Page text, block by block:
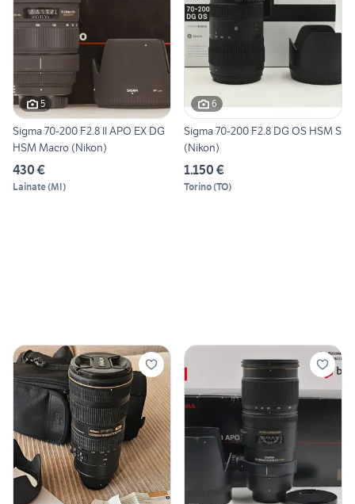
5
Sigma 70-200 F2.8 II APO EX DG
HSM Macro (Nikon)
430 €
Lainate(MI)
6
Sigma 70-200 F2.8 DG OS HSM S
(Nikon)
1.150 €
Torino(TO)